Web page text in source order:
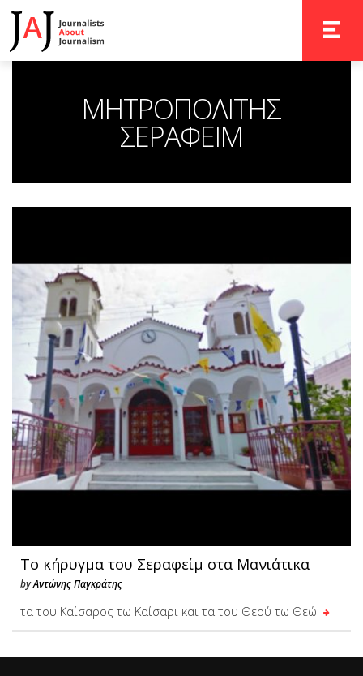
ΜΗΤΡΟΠΟΛΙΤΗΣ
ΣΕΡΑΦΕΙΜ
Το κήρυγμα του Σεραφείμ στα Μανιάτικα
byΑντώνης Παγκράτης
τα του Καίσαρος τω Καίσαρι και τα του Θεού τω Θεώ